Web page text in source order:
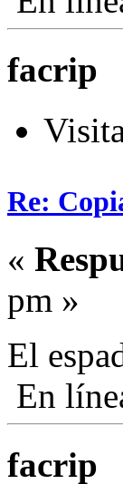
facrip
Re:
«
pm »
El
En
facrip